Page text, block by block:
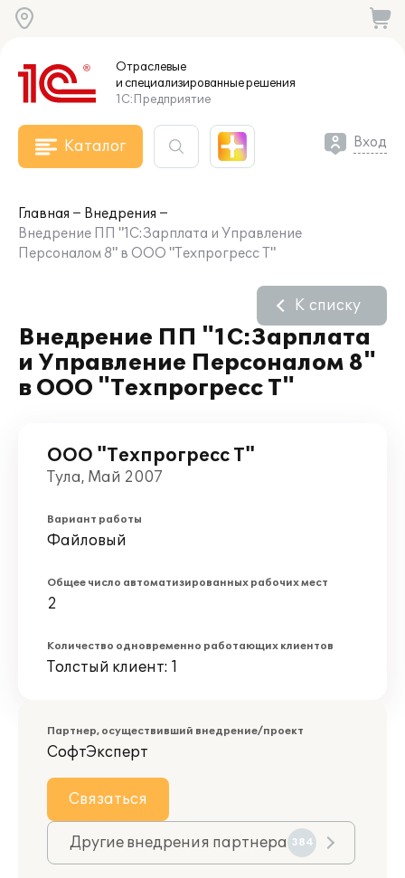
Отраслевые
и специализированныерешения
1С:Предприятие
Каталог Вход
Главная
Внедрения
Внедрение ПП "1С:Зарплата и Управление
Персоналом 8" в ООО "Техпрогресс Т"
Внедрение ПП "1С:Зарплата
и Управление Персоналом 8"
в ООО "Техпрогресс Т"
К списку
ООО "Техпрогресс Т"
Тула, Май 2007
Вариант работы
Файловый
Общее число автоматизированных рабочих мест
2
Количество одновременно работающих клиентов
Толстый клиент: 1
Партнер, осуществивший внедрение/проект
СофтЭксперт
Связаться
Другие внедрения партнера 384